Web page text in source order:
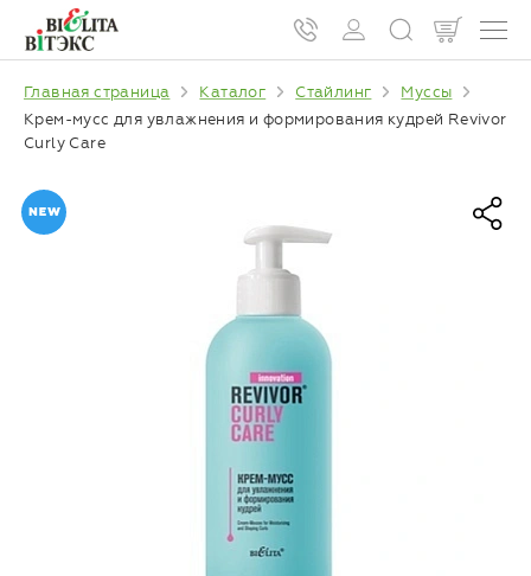
Главная страница Каталог Стайлинг
Муссы
Крем-мусс для увлажнения и формирования кудрей Revivor
Curly Care